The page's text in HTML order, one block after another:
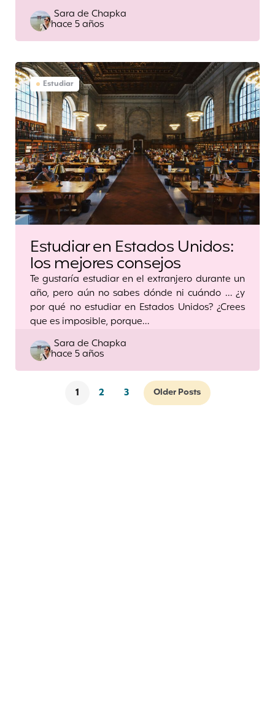
Posted
by
Sara de Chapka
hace 5 años
Estudiar
Estudiar en Estados Unidos:
los mejores consejos
Te gustaría estudiar en el extranjero durante un
año, pero aún no sabes dónde ni cuándo … ¿y
por qué no estudiar en Estados Unidos? ¿Crees
que es imposible, porque…
Posted
by
Sara de Chapka
hace 5 años
1 2 3 Older Posts